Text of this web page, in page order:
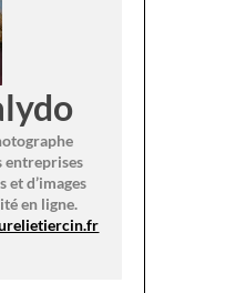
entreprises
et d’images
en ligne.